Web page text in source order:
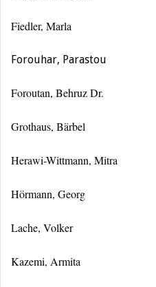
Fiedler, Marla
Forouhar, Parastou
Foroutan, Behruz Dr.
Grothaus, Bärbel
Herawi-Wittmann, Mitra
Hörmann, Georg
Lache, Volker
Kazemi, Armita